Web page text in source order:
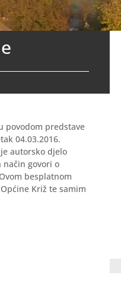
povodom predstave
04.03.2016.
autorsko djelo
način govori o
besplatnom
Križ te samim